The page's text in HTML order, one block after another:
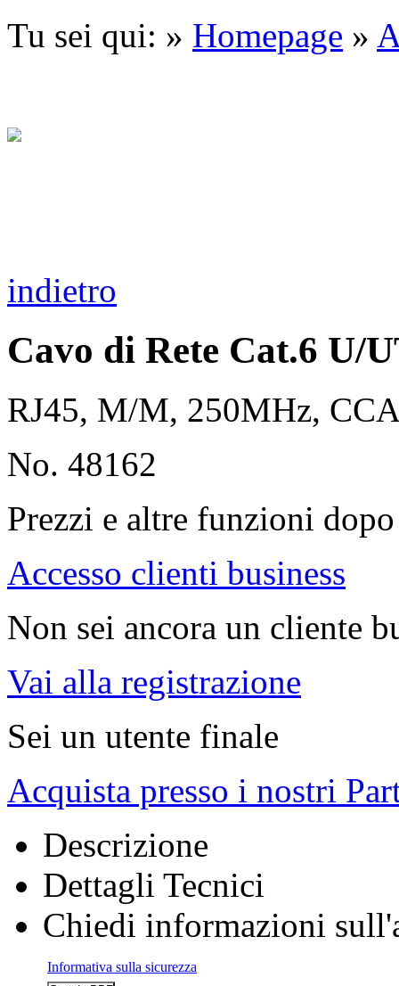
Tu sei qui: » Homepage »
indietro
Cavo di Rete Cat.6 U/
RJ45, M/M, 250MHz,
No. 48162
Prezzi e altre funzioni
Accesso clienti business
Non sei ancora un cliente
Vai alla registrazione
Sei un utente finale
Acquista presso i nostri
Descrizione
Dettagli Tecnici
Chiedi informazioni
Informativa sulla sicurezza